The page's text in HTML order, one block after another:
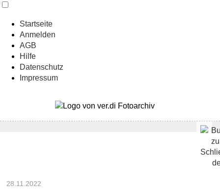
Startseite
Anmelden
AGB
Hilfe
Datenschutz
Impressum
28.11.2022